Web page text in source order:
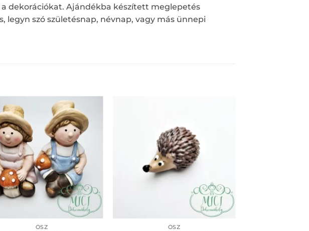
a dekorációkat. Ajándékba készített meglepetés
legyn szó születésnap, névnap, vagy más ünnepi
ŐSZ ŐSZ